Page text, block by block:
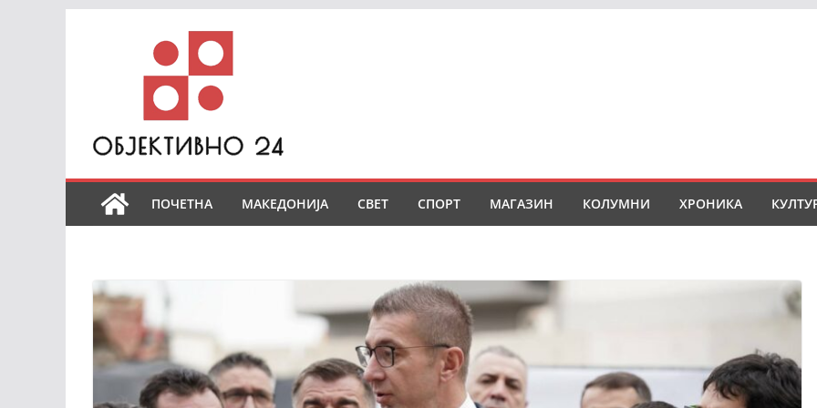
ПОЧЕТНА МАКЕДОНИЈА СВЕТ СПОРТ МАГАЗИН КОЛУМНИ ХРОНИКА